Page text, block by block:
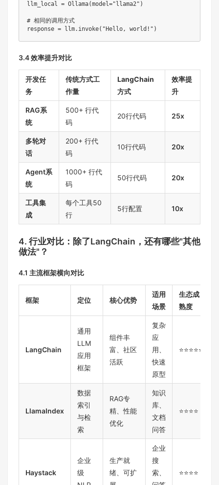
llm_local = Ollama(model="llama2" )
# 相同的调用方式
response = llm. invoke( "Hello, world!" )
3.4 效率提升对比
开发任
务
传统方式工
作量
LangChain
方式
效率提
升
RAG系
统
500+ 行代
码
20行代码 25x
多轮对
话
200+ 行代
码
10行代码 20x
Agent系
统
1000+ 行代
码
50行代码 20x
工具集
成
每个工具50
行
5行配置 10x
4. 行业对比：除了LangChain，还有哪些"其他
做法"？
4.1 主流框架横向对比
框架 定位 核心优势
适用
场景
生态成
熟度
LangChain
通用
LLM
应用
框架
组件丰
富、社区
活跃
复杂
应
用、
快速
原型
⭐⭐⭐⭐⭐
LlamaIndex
数据
索引
与检
索
RAG专
精、性能
优化
知识
库、
文档
问答
⭐⭐⭐⭐
Haystack
企业
级
生产就
绪、可扩
企业
搜
索、
⭐⭐⭐⭐